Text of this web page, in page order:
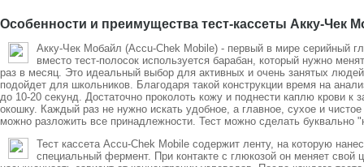
Особенности и преимущества тест-кассеты Акку-Чек
Акку-Чек Мобайл (Accu-Chek Mobile) - первый в мире серийный
вместо тест-полосок используется барабан, который нужно
раз в месяц. Это идеальный выбор для активных и очень занятых
подойдет для школьников. Благодаря такой конструкции время на
до 10-20 секунд. Достаточно проколоть кожу и поднести каплю крови к
окошку. Каждый раз не нужно искать удобное, а главное, сухое и чистое
можно разложить все принадлежности. Тест можно сделать буквально
Тест кассета Accu-Chek Mobile содержит ленту, на которую
специальный фермент. При контакте с глюкозой он меняет свой